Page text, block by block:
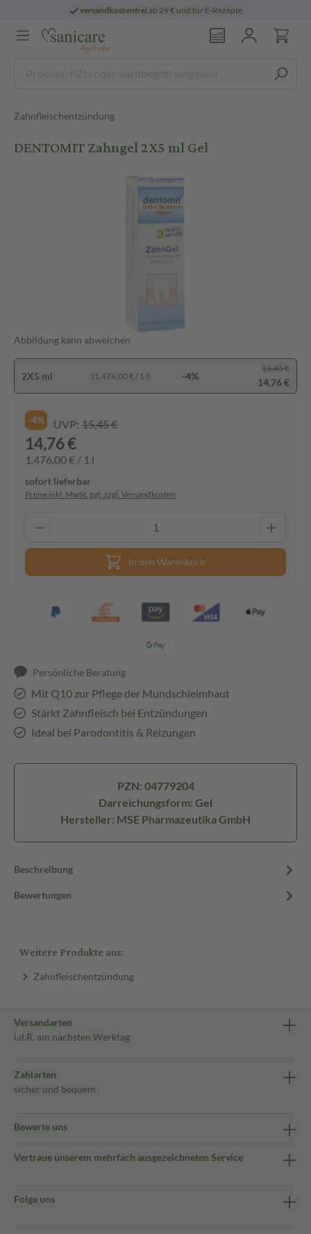
versandkostenfreiab 29 € und für E-Rezepte
Zahnfleischentzündung
DENTOMIT Zahngel 2X5 ml Gel
Abbildung kann abweichen
2X5 ml (1.476,00 € / 1 l) -4%
15,45 €
14,76 €
-4% UVP: 15,45 €
14,76 €
1.476,00 € / 1 l
sofort lieferbar
Preise inkl. MwSt. ggf. zzgl. Versandkosten
In den Warenkorb
Persönliche Beratung
Mit Q10 zur Pflege der Mundschleimhaut
Stärkt Zahnfleisch bei Entzündungen
Ideal bei Parodontitis & Reizungen
PZN: 04779204
Darreichungsform: Gel
Hersteller: MSE Pharmazeutika GmbH
Beschreibung
Bewertungen
Weitere Produkte aus:
Zahnfleischentzündung
Versandarten
i.d.R. am nächsten Werktag
Zahlarten
sicher und bequem
Bewerte uns
Vertraue unserem mehrfach ausgezeichneten Service
Folge uns